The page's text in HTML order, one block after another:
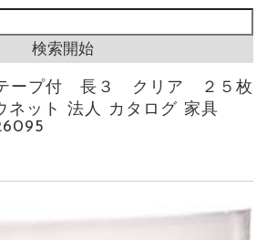
テープ付 長３ クリア ２５枚
ネット 法人 カタログ 家具